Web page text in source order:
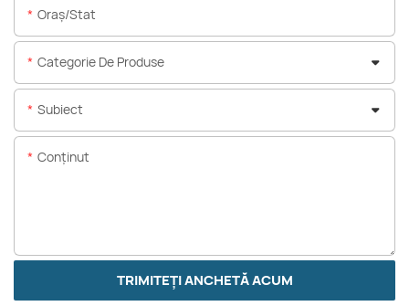
Oraș/stat
Categorie De Produse
Subiect
Conţinut
TRIMITEȚI ANCHETĂ ACUM